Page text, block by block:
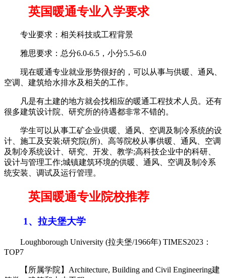
英国暖通专业入学要求
专业要求：相关科技或工程背景
雅思要求：总分6.0-6.5，小分5.5-6.0
现在暖通专业就业形势很好的，可以从事与供暖、通风、
空调、建筑给水排水及相关的工作。
凡是有土建的地方就会找相应的暖通工程技术人员。还有
很多建筑设计院、研究所的待遇都非常不错的。
学生可以从事工矿企业供暖、通风、空调及制冷系统的设
计、施工及安装;研究院(所)、高等院校从事供暖、通风、空调
及制冷系统设计、研究、开发、教学;高科技企业中的科研、
设计与管理工作;城镇建筑环境的供暖、通风、空调及制冷系
统安装、调试及运行管理。
英国暖通专业院校推荐
1、拉夫堡大学
Loughborough University (拉夫堡/1966年) TIMES2023：
TOP7
【所属学院】Architecture, Building and Civil Engineering建